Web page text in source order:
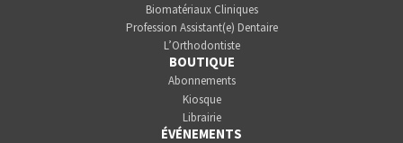
Biomatériaux Cliniques
Profession Assistant(e) Dentaire
L’Orthodontiste
BOUTIQUE
Abonnements
Kiosque
Librairie
ÉVÉNEMENTS